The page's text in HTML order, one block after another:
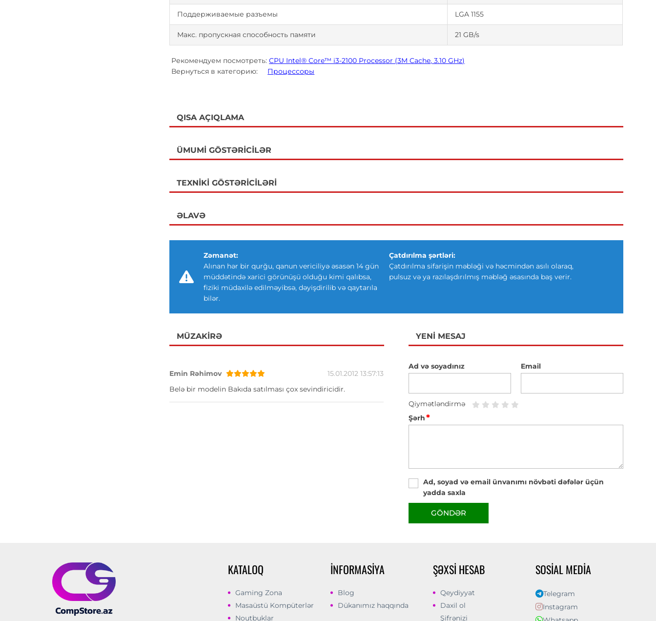
Поддерживаемые разъемы LGA 1155
Макс. пропускная способность памяти 21 GB/s
Рекомендуем посмотреть:CPU Intel® Core™ i3-2100 Processor (3M Cache, 3.10 GHz)
Вернуться в категорию: Процессоры
QISA AÇIQLAMA
ÜMUMI GÖSTƏRICILƏR
TEXNIKI GÖSTƏRICILƏRI
ƏLAVƏ
Zəmanət:
Alınan hər bir qurğu, qanun vericiliyə əsasən 14 gün
müddətində xarici görünüşü olduğu kimi qalıbsa,
fiziki müdaxilə edilməyibsə, dəyişdirilib və qaytarıla
bilər.
Çatdırılma şərtləri:
Çatdırılma sifarişin məbləği və həcmindən asılı olaraq,
pulsuz və ya razılaşdırılmış məbləğ əsasında baş verir.
MÜZAKIRƏ
Emin Rəhimov
15.01.2012 13:57:13
Belə bir modelin Bakıda satılması çox sevindiricidir.
YENI MESAJ
Ad və soyadınız Email
Qiymətləndirmə
Şərh*
Ad, soyad və email ünvanımı növbəti dəfələr üçün
yadda saxla
GÖNDƏR
KATALOQ
Gaming Zona
Masaüstü Kompüterlər
Noutbuklar
İNFORMASIYA
Blog
Dükanımız haqqında
ŞƏXSI HESAB
Qeydiyyat
Daxil ol
Şifrənizi
SOSIAL MEDIA
Telegram
Instagram